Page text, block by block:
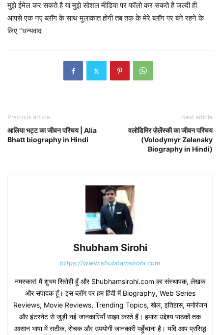
मुझे ईमेल कर सकते है या मुझे सोशल मीडिया पर फॉलो कर सकते है जल्दी ही
आपसे एक नए ब्लॉग के साथ मुलाकात होगी तब तक के मेरे ब्लॉग पर बने रहने के
लिए ”धन्यवाद
Previous article
आलिया भट्ट का जीवन परिचय | Alia
Bhatt biography in Hindi
Next article
वलोडिमिर ज़ेलेंस्की का जीवन परिचय
(Volodymyr Zelensky
Biography in Hindi)
Shubham Sirohi
https://www.shubhamsirohi.com
नमस्कार! मैं शुभम सिरोही हूँ और Shubhamsirohi.com का संस्थापक, लेखक
और संपादक हूँ। इस ब्लॉग पर हम हिंदी में Biography, Web Series
Reviews, Movie Reviews, Trending Topics, खेल, इतिहास, मनोरंजन
और इंटरनेट से जुड़ी नई जानकारियाँ साझा करते हैं। हमारा उद्देश्य पाठकों तक
आसान भाषा में सटीक, रोचक और उपयोगी जानकारी पहुँचाना है। यदि आप प्रसिद्ध